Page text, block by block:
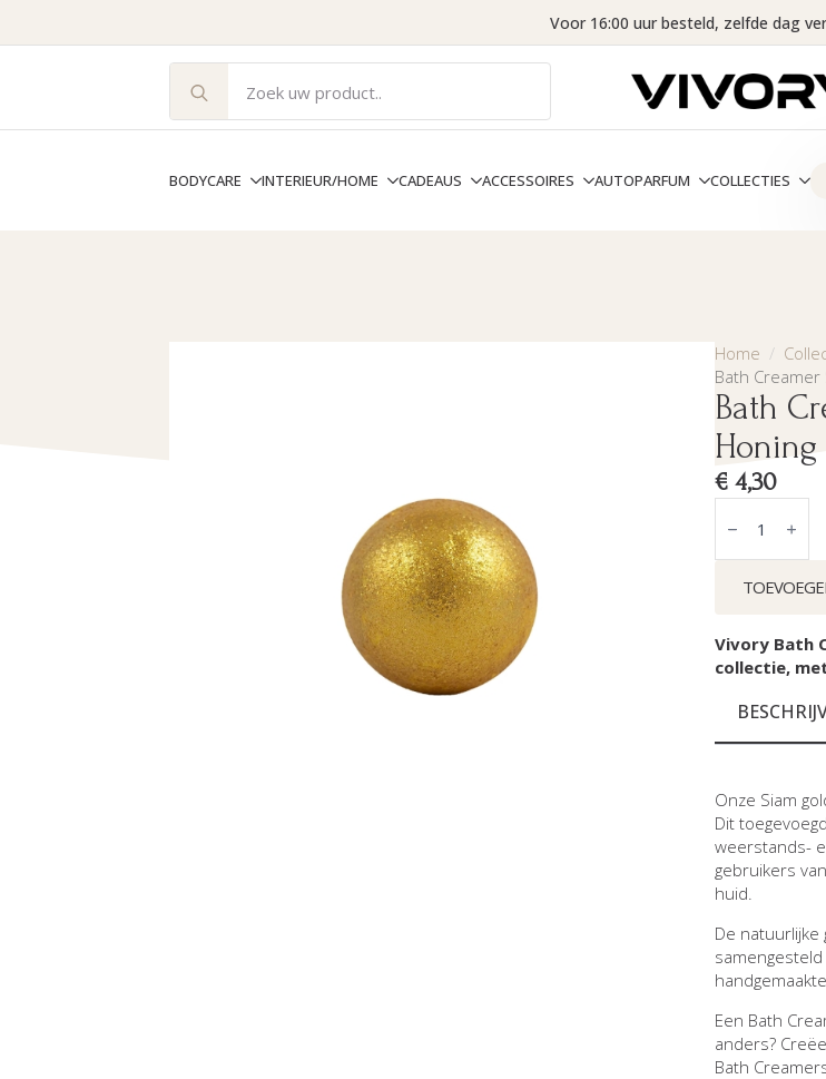
Voor 16:00 uur besteld, zelfde dag
for:
BODYCARE INTERIEUR/HOME CADEAUS ACCESSOIRES AUTOPARFUM COLLECTIES
Home
Bath Creamer
Bath
Honing
€ 4,30
Bath
Creamer
Siam
Gold
Kokos
-
24
karaat
aantal
Vivory Bath
collectie,
Onze Siam
Dit
weerstands-
gebruikers
huid.
De natuurlijke
Een Bath
anders?
Bath